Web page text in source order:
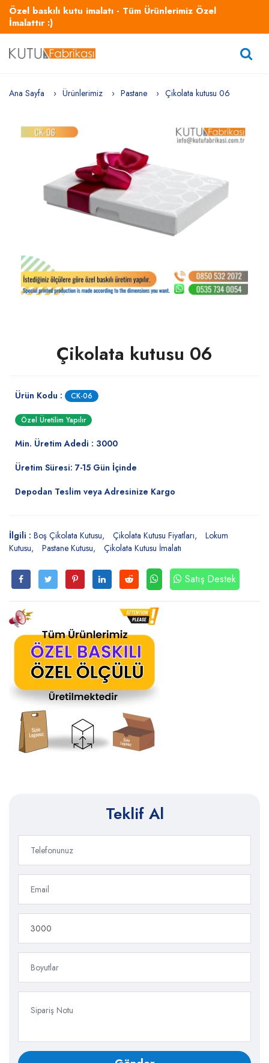
Özel baskılı kutu imalatı - Tüm Ürünlerimiz Özel
İmalattır :)
Ana Sayfa Ürünlerimiz Pastane Çikolata kutusu 06
Çikolata kutusu 06
Ürün Kodu : CK-06
Özel Üretilim Yapılır
Min. Üretim Adedi : 3000
Üretim Süresi: 7-15 Gün İçinde
Depodan Teslim veya Adresinize Kargo
İlgili : Boş Çikolata Kutusu Çikolata Kutusu Fiyatları
Lokum
Kutusu
Pastane Kutusu Çikolata Kutusu İmalatı
Satış Destek
Teklif Al